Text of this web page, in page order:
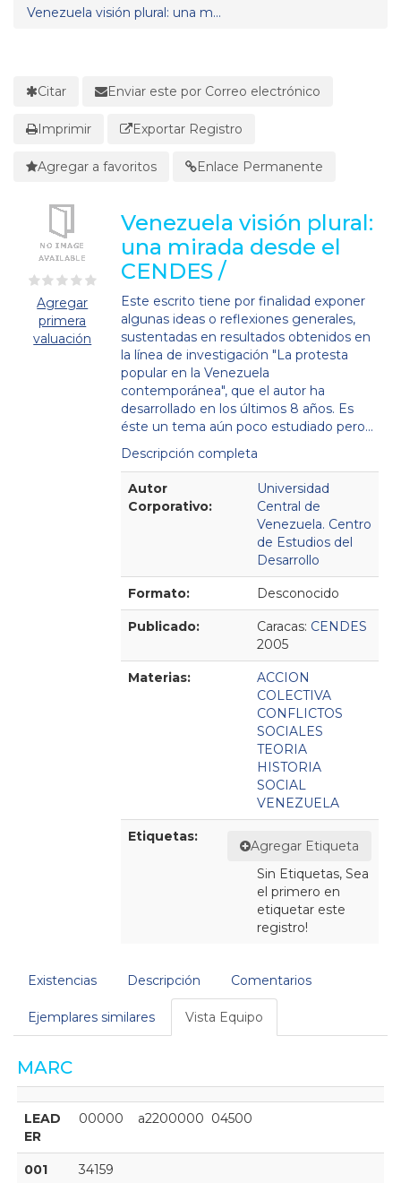
Venezuela visión plural: una m...
Citar Enviar este por Correo electrónico
Imprimir Exportar Registro
Agregar a favoritos Enlace Permanente
Agregar
primera
valuación
Venezuela visión plural:
una mirada desde el
CENDES /
Este escrito tiene por finalidad exponer
algunas ideas o reflexiones generales,
sustentadas en resultados obtenidos en
la línea de investigación "La protesta
popular en la Venezuela
contemporánea", que el autor ha
desarrollado en los últimos 8 años. Es
éste un tema aún poco estudiado pero...
Descripción completa
Detalles Bibliográficos
Autor
Corporativo:
Universidad
Central de
Venezuela. Centro
de Estudios del
Desarrollo
Formato: Desconocido
Publicado: Caracas: CENDES
2005
Materias:
ACCION
COLECTIVA
CONFLICTOS
SOCIALES
TEORIA
HISTORIA
SOCIAL
VENEZUELA
Etiquetas:
Agregar Etiqueta
Sin Etiquetas, Sea
el primero en
etiquetar este
registro!
Existencias Descripción Comentarios
Ejemplares similares Vista Equipo
MARC
LEAD
ER
00000    a2200000  04500
001 34159